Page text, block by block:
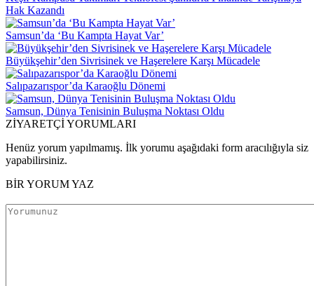
Hak Kazandı
Samsun’da ‘Bu Kampta Hayat Var’
Büyükşehir’den Sivrisinek ve Haşerelere Karşı Mücadele
Salıpazarıspor’da Karaoğlu Dönemi
Samsun, Dünya Tenisinin Buluşma Noktası Oldu
ZİYARETÇİ YORUMLARI
Henüz yorum yapılmamış. İlk yorumu aşağıdaki form aracılığıyla siz
yapabilirsiniz.
BİR YORUM YAZ